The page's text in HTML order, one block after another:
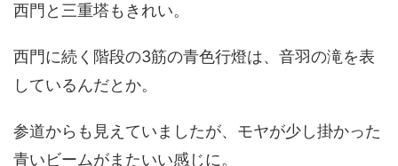
西門と三重塔もきれい。
西門に続く階段の3筋の青色行燈は、音羽の滝を表
しているんだとか。
参道からも見えていましたが、モヤが少し掛かった
青いビームがまたいい感じに。